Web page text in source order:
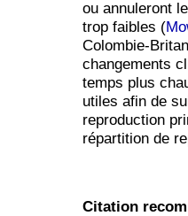
ou annuleront
trop faibles (
Colombie-
changements
temps plus
utiles afin de
reproduction
répartition de
Citation